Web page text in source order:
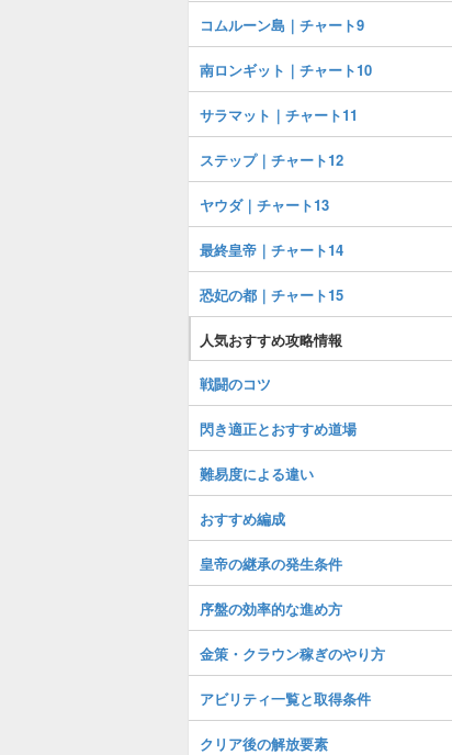
コムルーン島｜チャート9
南ロンギット｜チャート10
サラマット｜チャート11
ステップ｜チャート12
ヤウダ｜チャート13
最終皇帝｜チャート14
恐妃の都｜チャート15
人気おすすめ攻略情報
戦闘のコツ
閃き適正とおすすめ道場
難易度による違い
おすすめ編成
皇帝の継承の発生条件
序盤の効率的な進め方
金策・クラウン稼ぎのやり方
アビリティ一覧と取得条件
クリア後の解放要素